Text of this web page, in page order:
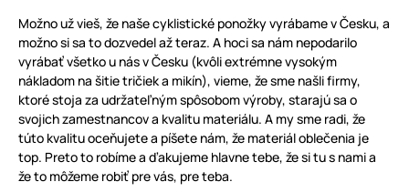
Možno už vieš, že naše cyklistické ponožky vyrábame v Česku, a
možno si sa to dozvedel až teraz. A hoci sa nám nepodarilo
vyrábať všetko u nás v Česku (kvôli extrémne vysokým
nákladom na šitie tričiek a mikín), vieme, že sme našli firmy,
ktoré stoja za udržateľným spôsobom výroby, starajú sa o
svojich zamestnancov a kvalitu materiálu. A my sme radi, že
túto kvalitu oceňujete a píšete nám, že materiál oblečenia je
top. Preto to robíme a ďakujeme hlavne tebe, že si tu s nami a
že to môžeme robiť pre vás, pre teba.